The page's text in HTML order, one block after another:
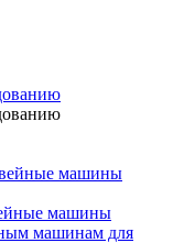
машины
машины
машинам для